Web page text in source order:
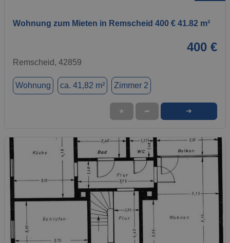
Wohnung zum Mieten in Remscheid 400 € 41.82 m²
400 €
Remscheid, 42859
Wohnung ca. 41,82 m² Zimmer 2
★ ➦ ➜